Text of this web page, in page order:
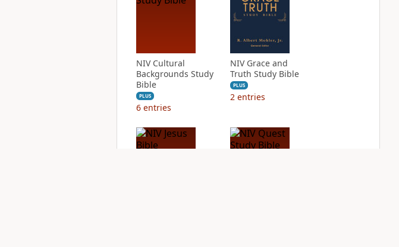
NIV Cultural
Backgrounds Study
Bible
PLUS
6 entries
NIV Grace and
Truth Study Bible
PLUS
2 entries